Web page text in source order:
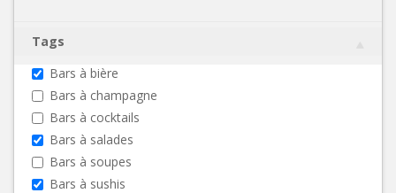
Tags
Bars à bière
Bars à champagne
Bars à cocktails
Bars à salades
Bars à soupes
Bars à sushis